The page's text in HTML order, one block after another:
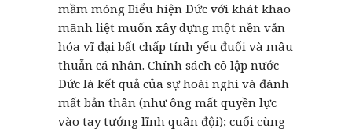
mầm móng Biểu hiện Đức với khát khao
mãnh liệt muốn xây dựng một nền văn
hóa vĩ đại bất chấp tính yếu đuối và mâu
thuẫn cá nhân. Chính sách cô lập nước
Đức là kết quả của sự hoài nghi và đánh
mất bản thân (như ông mất quyền lực
vào tay tướng lĩnh quân đội); cuối cùng